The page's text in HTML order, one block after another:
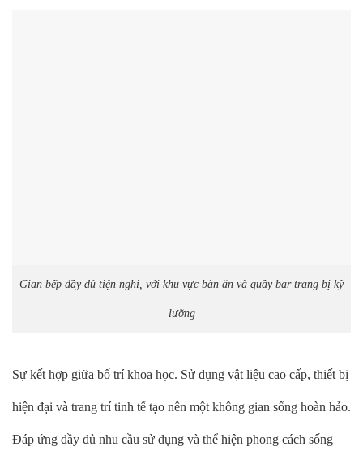
Gian bếp đầy đủ tiện nghi, với khu vực bàn ăn và quầy bar trang bị kỹ
lưỡng
Sự kết hợp giữa bố trí khoa học. Sử dụng vật liệu cao cấp, thiết bị
hiện đại và trang trí tinh tế tạo nên một không gian sống hoàn hảo.
Đáp ứng đầy đủ nhu cầu sử dụng và thể hiện phong cách sống